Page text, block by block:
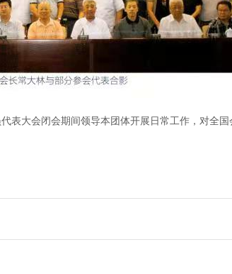
表大会闭会期间领导本团体开展日常工作，对全国